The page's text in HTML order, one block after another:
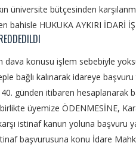
üniversite bütçesinden
bahisle HUKUKA AYKIRI İDARİ
dava konusu işlem sebebiyle
bağlı kalınarak idareye
günden itibaren hesaplanarak
üyemize ÖDENMESİNE,
istinaf kanun yoluna başvuru
başvurusuna konu İdare